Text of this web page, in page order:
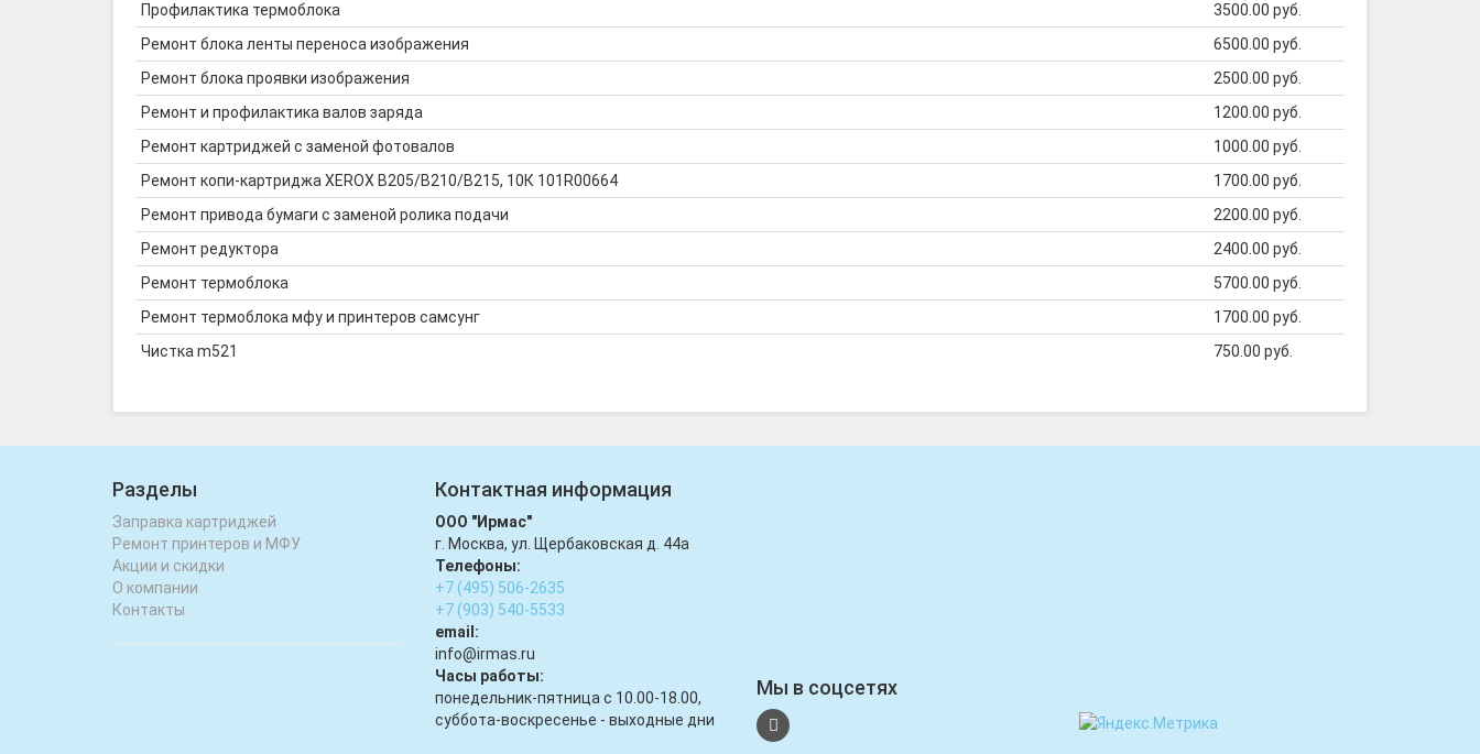
Профилактика термоблока
3500.00 руб.
Ремонт блока ленты переноса изображения
6500.00 руб.
Ремонт блока проявки изображения
2500.00 руб.
Ремонт и профилактика валов заряда
1200.00 руб.
Ремонт картриджей с заменой фотовалов
1000.00 руб.
Ремонт копи-картриджа XEROX B205/B210/B215, 10К 101R00664
1700.00 руб.
Ремонт привода бумаги с заменой ролика подачи
2200.00 руб.
Ремонт редуктора
2400.00 руб.
Ремонт термоблока
5700.00 руб.
Ремонт термоблока мфу и принтеров самсунг
1700.00 руб.
Чистка m521
750.00 руб.
Разделы
Заправка картриджей
Ремонт принтеров и МФУ
Акции и скидки
О компании
Контакты
Контактная информация
ООО "Ирмас"
г. Москва, ул. Щербаковская д. 44а
Телефоны:
+7 (495) 506-2635
+7 (903) 540-5533
email:
infо@irmas.ru
Часы работы:
понедельник-пятница с 10.00-18.00,
суббота-воскресенье - выходные дни
Мы в соцсетях